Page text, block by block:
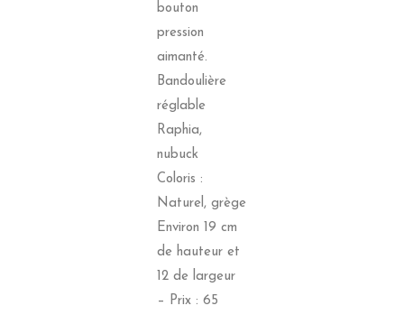
bouton
pression
aimanté.
Bandoulière
réglable
Raphia,
nubuck
Coloris :
Naturel, grège
Environ 19 cm
de hauteur et
12 de largeur
– Prix : 65